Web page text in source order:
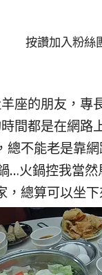
按讚加入粉絲
座的朋友，專
間都是在網路
不能老是靠
…火鍋控我當
，總算可以坐